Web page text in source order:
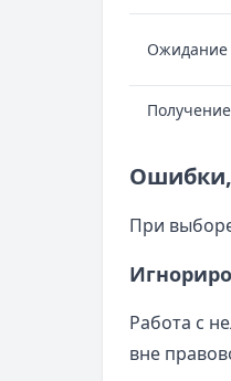
Ошибки,
При
Работа с
вне